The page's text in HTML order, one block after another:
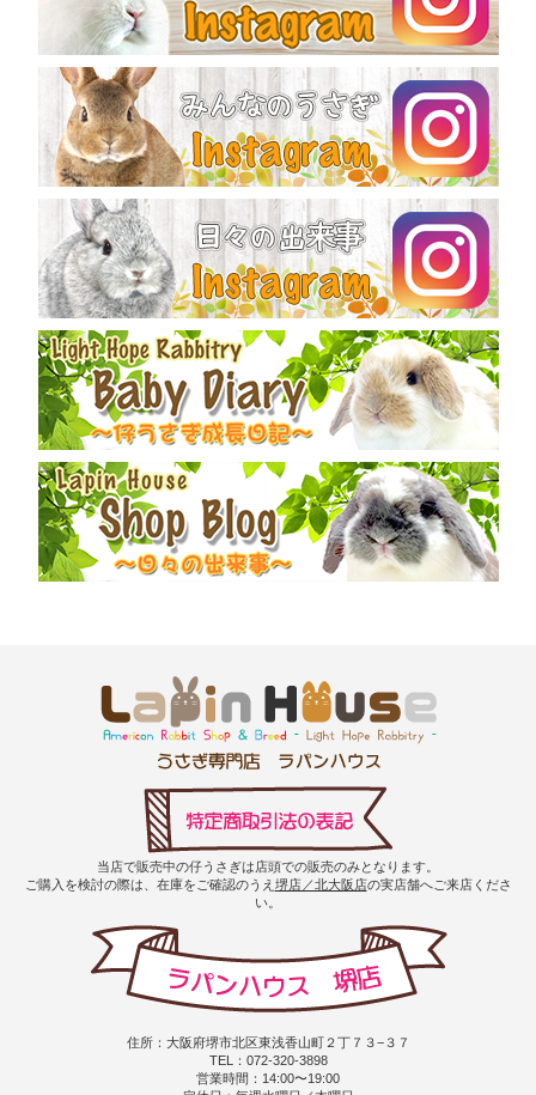
当店で販売中の仔うさぎは店頭での販売のみとなります。
ご購入を検討の際は、在庫をご確認のうえ 堺店／北大阪店の実店舗へご来店くださ
い。
住所：大阪府堺市北区東浅香山町２丁７３−３７
TEL：072-320-3898
営業時間：14:00〜19:00